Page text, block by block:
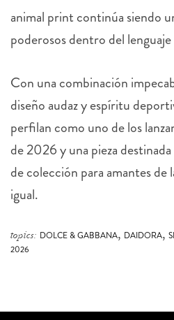
poderosos dentro del
Con una combinación
diseño audaz y espíritu
perfilan como uno de los
de 2026 y una pieza
de colección para amantes de
igual.
topics: